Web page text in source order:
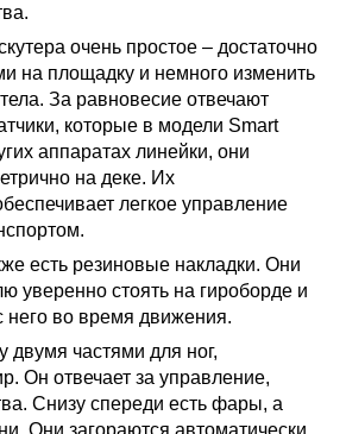
очень простое – достаточно
на площадку и немного изменить
За равновесие отвечают
которые в модели Smart
аппаратах линейки, они
на деке. Их
легкое управление
есть резиновые накладки. Они
уверенно стоять на гироборде и
него во время движения.
двумя частями для ног,
Он отвечает за управление,
Снизу спереди есть фары, а